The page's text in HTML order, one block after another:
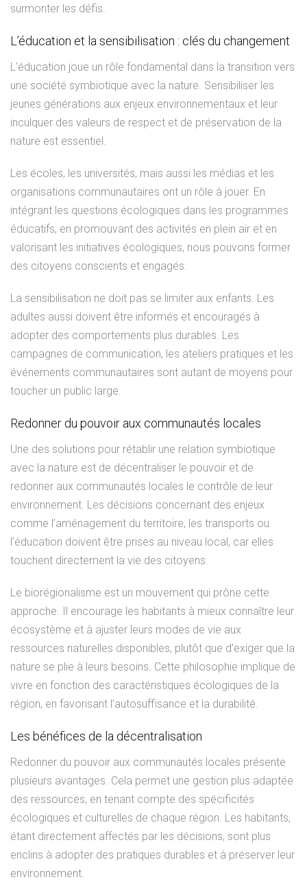
surmonter les défis.
L’éducation et la sensibilisation : clés du changement
L’éducation joue un rôle fondamental dans la transition vers
une société symbiotique avec la nature. Sensibiliser les
jeunes générations aux enjeux environnementaux et leur
inculquer des valeurs de respect et de préservation de la
nature est essentiel.
Les écoles, les universités, mais aussi les médias et les
organisations communautaires ont un rôle à jouer. En
intégrant les questions écologiques dans les programmes
éducatifs, en promouvant des activités en plein air et en
valorisant les initiatives écologiques, nous pouvons former
des citoyens conscients et engagés.
La sensibilisation ne doit pas se limiter aux enfants. Les
adultes aussi doivent être informés et encouragés à
adopter des comportements plus durables. Les
campagnes de communication, les ateliers pratiques et les
événements communautaires sont autant de moyens pour
toucher un public large.
Redonner du pouvoir aux communautés locales
Une des solutions pour rétablir une relation symbiotique
avec la nature est de décentraliser le pouvoir et de
redonner aux communautés locales le contrôle de leur
environnement. Les décisions concernant des enjeux
comme l’aménagement du territoire, les transports ou
l’éducation doivent être prises au niveau local, car elles
touchent directement la vie des citoyens.
Le biorégionalisme est un mouvement qui prône cette
approche. Il encourage les habitants à mieux connaître leur
écosystème et à ajuster leurs modes de vie aux
ressources naturelles disponibles, plutôt que d’exiger que la
nature se plie à leurs besoins. Cette philosophie implique de
vivre en fonction des caractéristiques écologiques de la
région, en favorisant l’autosuffisance et la durabilité.
Les bénéfices de la décentralisation
Redonner du pouvoir aux communautés locales présente
plusieurs avantages. Cela permet une gestion plus adaptée
des ressources, en tenant compte des spécificités
écologiques et culturelles de chaque région. Les habitants,
étant directement affectés par les décisions, sont plus
enclins à adopter des pratiques durables et à préserver leur
environnement.